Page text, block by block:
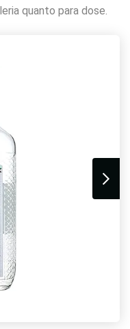
quanto para dose.